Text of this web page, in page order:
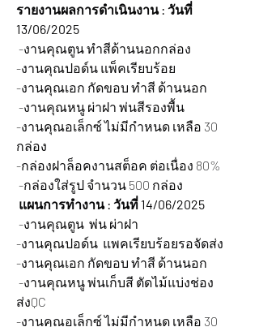
รายงานผลการดำเนินงาน : วันที่
13/06/2025
-งานคุณตูน ทำสีด้านนอกกล่อง
-งานคุณปอด์น แพ็คเรียบร้อย
-งานคุณเอก กัดขอบ ทำสี ด้านนอก
-งานคุณหนู ผ่าฝา พ่นสีรองพื้น
-งานคุณอเล็กซ์ ไม่มีกำหนด เหลือ 30
กล่อง
-กล่องฝาล็อคงานสต็อค ต่อเนื่อง 80%
-กล่องใส่รูป จำนวน 500 กล่อง
แผนการทำงาน : วันที่ 14/06/2025
-งานคุณตูน  พ่น ผ่าฝา
-งานคุณปอด์น  แพคเรียบร้อยรอจัดส่ง
-งานคุณเอก กัดขอบ ทำสี ด้านนอก
-งานคุณหนู พ่นเก็บสี ตัดไม้แบ่งช่อง
ส่งQC
-งานคุณอเล็กซ์ ไม่มีกำหนด เหลือ 30